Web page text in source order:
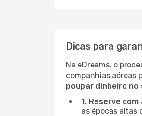
Dicas para
Na eDreams, o
companhias aéreas
poupar dinheiro no
1. Reserve
as épocas altas